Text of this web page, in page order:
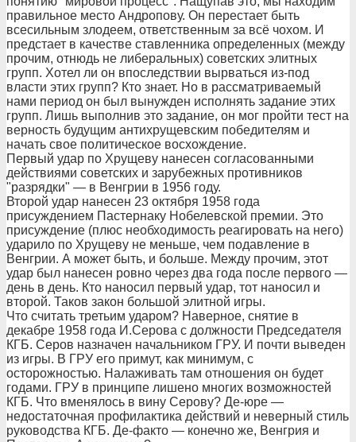
правильное место Андропову. Он перестает быть
всесильным злодеем, ответственным за всё чохом. И
предстает в качестве ставленника определенных (между
прочим, отнюдь не либеральных) советских элитных
групп. Хотел ли он впоследствии вырваться из-под
власти этих групп? Кто знает. Но в рассматриваемый
нами период он был вынужден исполнять задание этих
групп. Лишь выполнив это задание, он мог пройти тест на
верность будущим антихрущевским победителям и
начать свое политическое восхождение.
Первый удар по Хрущеву нанесен согласованными
действиями советских и зарубежных противников
"разрядки" — в Венгрии в 1956 году.
Второй удар нанесен 23 октября 1958 года
присуждением Пастернаку Нобелевской премии. Это
присуждение (плюс необходимость реагировать на него)
ударило по Хрущеву не меньше, чем подавление в
Венгрии. А может быть, и больше. Между прочим, этот
удар был нанесен ровно через два года после первого —
день в день. Кто наносил первый удар, тот наносил и
второй. Таков закон большой элитной игры.
Что считать третьим ударом? Наверное, снятие в
декабре 1958 года И.Серова с должности Председателя
КГБ. Серов назначен начальником ГРУ. И почти выведен
из игры. В ГРУ его примут, как минимум, с
осторожностью. Налаживать там отношения он будет
годами. ГРУ в принципе лишено многих возможностей
КГБ. Что вменялось в вину Серову? Де-юре —
недостаточная профилактика действий и неверный стиль
руководства КГБ. Де-факто — конечно же, Венгрия и